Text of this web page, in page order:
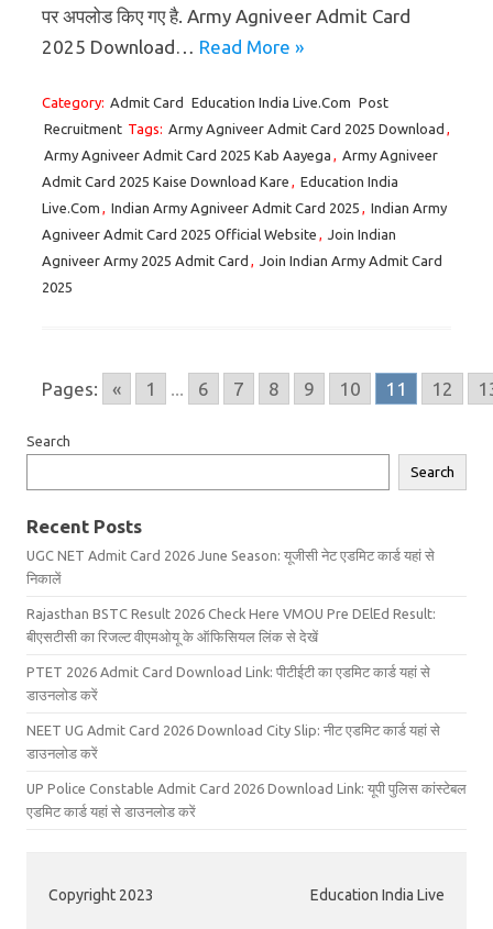
पर अपलोड किए गए है. Army Agniveer Admit Card
2025 Download… Read More »
Category: Admit Card Education India Live.Com Post
Recruitment Tags: Army Agniveer Admit Card 2025 Download ,
Army Agniveer Admit Card 2025 Kab Aayega , Army Agniveer
Admit Card 2025 Kaise Download Kare , Education India
Live.Com , Indian Army Agniveer Admit Card 2025 , Indian Army
Agniveer Admit Card 2025 Official Website , Join Indian
Agniveer Army 2025 Admit Card , Join Indian Army Admit Card
2025
Pages: « 1 ... 6 7 8 9 10 11 12
Search
Search
Recent Posts
UGC NET Admit Card 2026 June Season: यूजीसी नेट एडमिट कार्ड यहां से
निकालें
Rajasthan BSTC Result 2026 Check Here VMOU Pre DElEd Result:
बीएसटीसी का रिजल्ट वीएमओयू के ऑफिसियल लिंक से देखें
PTET 2026 Admit Card Download Link: पीटीईटी का एडमिट कार्ड यहां से
डाउनलोड करें
NEET UG Admit Card 2026 Download City Slip: नीट एडमिट कार्ड यहां से
डाउनलोड करें
UP Police Constable Admit Card 2026 Download Link: यूपी पुलिस कांस्टेबल
एडमिट कार्ड यहां से डाउनलोड करें
Copyright 2023 Education India Live